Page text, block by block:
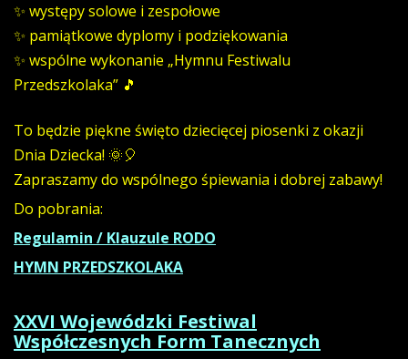
✨ występy solowe i zespołowe
✨ pamiątkowe dyplomy i podziękowania
✨ wspólne wykonanie „Hymnu Festiwalu
Przedszkolaka” 🎵
To będzie piękne święto dziecięcej piosenki z okazji
Dnia Dziecka! 🌞🎈
Zapraszamy do wspólnego śpiewania i dobrej zabawy!
Do pobrania:
Regulamin / Klauzule RODO
HYMN PRZEDSZKOLAKA
XXVI Wojewódzki Festiwal
Współczesnych Form Tanecznych